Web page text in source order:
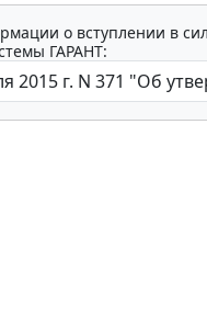
о вступлении в
ГАРАНТ: